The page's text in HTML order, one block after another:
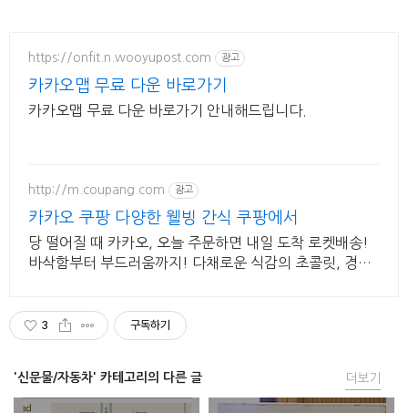
https://onfit.n.wooyupost.com 광고
카카오맵 무료 다운 바로가기
카카오맵 무료 다운 바로가기 안내해드립니다.
http://m.coupang.com 광고
카카오 쿠팡 다양한 웰빙 간식 쿠팡에서
당 떨어질 때 카카오, 오늘 주문하면 내일 도착 로켓배송!
바삭함부터 부드러움까지! 다채로운 식감의 초콜릿, 경험
3 구독하기
'신문물/자동차' 카테고리의 다른 글 더보기